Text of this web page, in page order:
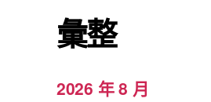
彙整
2026 年 8 月